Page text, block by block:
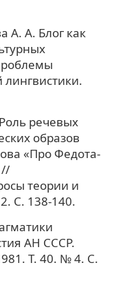
А. А. Блог как
лингвистики.
речевых
образов
«Про Федота-
теории и
С. 138-140.
АН СССР.
Т. 40. № 4. С.